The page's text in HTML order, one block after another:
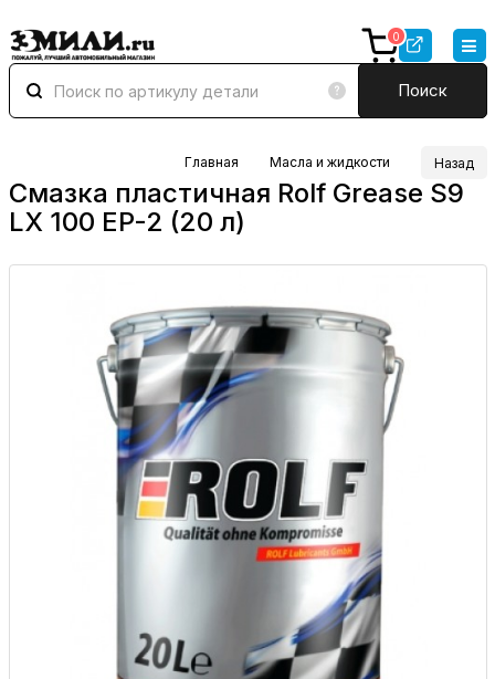
Поиск
0
Смазка пластичная Rolf Grease S9
LX 100 EP-2 (20 л)
Главная Масла и жидкости Назад